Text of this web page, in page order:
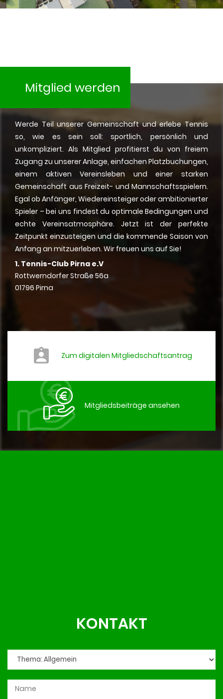
Mitglied werden
Werde Teil unserer Gemeinschaft und erlebe Tennis
so, wie es sein soll: sportlich, persönlich und
unkompliziert. Als Mitglied profitierst du von freiem
Zugang zu unserer Anlage, einfachen Platzbuchungen,
einem aktiven Vereinsleben und einer starken
Gemeinschaft aus Freizeit- und Mannschaftsspielern.
Egal ob Anfänger, Wiedereinsteiger oder ambitionierter
Spieler – bei uns findest du optimale Bedingungen und
echte Vereinsatmosphäre. Jetzt ist der perfekte
Zeitpunkt einzusteigen und die kommende Saison von
Anfang an mitzuerleben. Wir freuen uns auf Sie!
1. Tennis-Club Pirna e.V
Rottwerndorfer Straße 56a
01796 Pirna
Zum digitalen Mitgliedschaftsantrag
Mitgliedsbeiträge ansehen
KONTAKT